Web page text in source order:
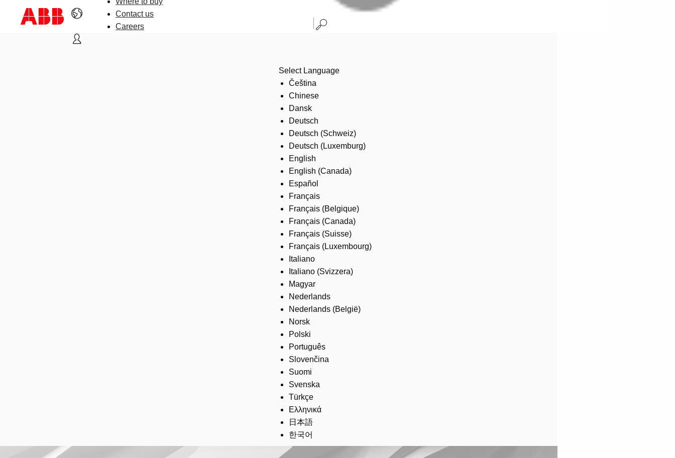
Contact us
Careers
Select Language
Čeština
Chinese
Dansk
Deutsch
Deutsch (Schweiz)
Deutsch (Luxemburg)
English
English (Canada)
Español
Français
Français (Belgique)
Français (Canada)
Français (Suisse)
Français (Luxembourg)
Italiano
Italiano (Svizzera)
Magyar
Nederlands
Nederlands (België)
Norsk
Polski
Português
Slovenčina
Suomi
Svenska
Türkçe
Ελληνικά
日本語
한국어